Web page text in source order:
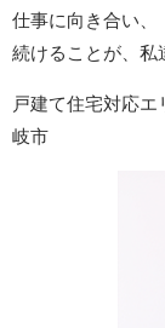
仕事に向き合い、
続けることが、私
戸建て住宅対応
岐市